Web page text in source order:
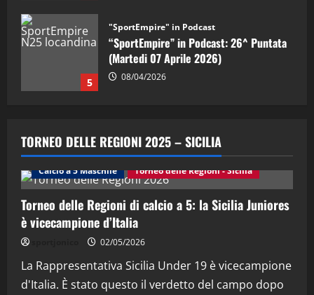
1
"SportEmpire" in Podcast
“SportEmpire” in Podcast: 30^ Puntata
(Martedi 05 Maggio 2026)
08/05/2026
2
“SportEmpire” in Podcast: 29^ Puntata
(Martedi 28 Aprile 2026)
28/04/2026
3
"SportEmpire" in Podcast
“SportEmpire” in Podcast: 28^ Puntata
(Martedi 21 Aprile 2026)
21/04/2026
TORNEO DELLE REGIONI 2025 – SICILIA
Calcio a 5 Maschile Torneo delle Regioni - Sicilia
Torneo delle Regioni di calcio a 5: la Sicilia Juniores
è vicecampione d’Italia
02/05/2026
La Rappresentativa Sicilia Under 19 è vicecampione
d'Italia. È stato questo il verdetto del campo dopo